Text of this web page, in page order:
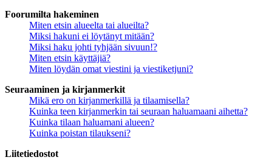
Foorumilta hakeminen
Miten etsin alueelta tai alueilta?
Miksi hakuni ei löytänyt mitään?
Miksi haku johti tyhjään sivuun!?
Miten etsin käyttäjiä?
Miten löydän omat viestini ja viestiketjuni?
Seuraaminen ja kirjanmerkit
Mikä ero on kirjanmerkillä ja tilaamisella?
Kuinka teen kirjanmerkin tai seuraan haluamaani aihetta?
Kuinka tilaan haluamani alueen?
Kuinka poistan tilaukseni?
Liitetiedostot